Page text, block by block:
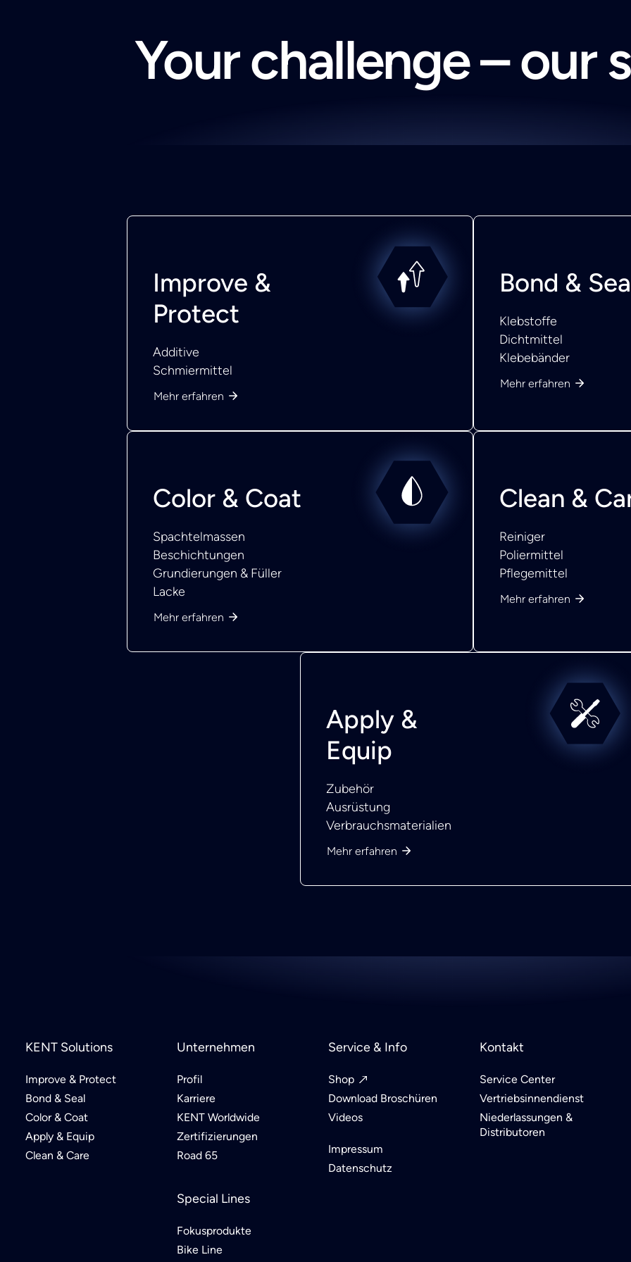
Your challenge – our
Improve &
Protect
Additive
Schmiermittel
Mehr erfahren
Bond &
Klebstoffe
Dichtmittel
Klebebänder
Mehr erfahren
Color & Coat
Spachtelmassen
Beschichtungen
Grundierungen & Füller
Lacke
Mehr erfahren
Clean &
Reiniger
Poliermittel
Pflegemittel
Mehr erfahren
Apply &
Equip
Zubehör
Ausrüstung
Verbrauchsmaterialien
Mehr erfahren
KENT Solutions
Improve & Protect
Bond & Seal
Color & Coat
Apply & Equip
Clean & Care
Unternehmen
Profil
Karriere
KENT Worldwide
Zertifizierungen
Road 65
Special Lines
Fokusprodukte
Bike Line
Service & Info
Shop
Download Broschüren
Videos
Impressum
Datenschutz
Kontakt
Service Center
Vertriebsinnendienst
Niederlassungen &
Distributoren